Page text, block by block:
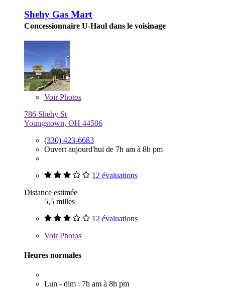
Shehy Gas Mart
Concessionnaire U-Haul dans le voisinage
VoirPhotos
786 Shehy St
Youngstown, OH 44506
(330) 423-6683
Ouvert aujourd'hui de 7h am à 8h pm
12 évaluations
Distance estimée
5,5 milles
12 évaluations
VoirPhotos
Heures normales
Lun - dim : 7h am à 8h pm